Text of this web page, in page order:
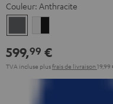
Couleur: Anthracite
Noir
599,99 €
TVA incluse plusfrais de livraison 19,99